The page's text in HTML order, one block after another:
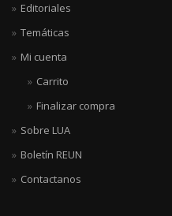
Editoriales
Temáticas
Mi cuenta
Carrito
Finalizar compra
Sobre LUA
Boletín REUN
Contactanos